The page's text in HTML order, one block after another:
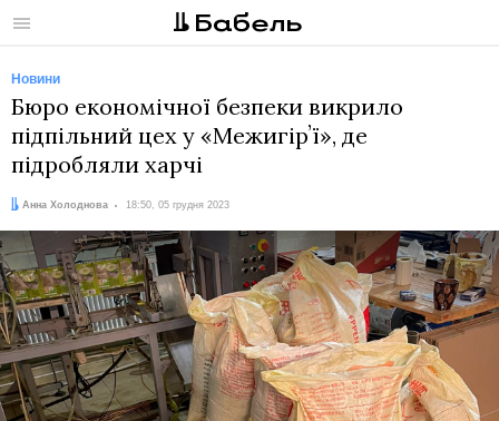
Меню
Новини
Бюро економічної безпеки викрило
підпільний цех у «Межигірʼї», де
підробляли харчі
Автор:
Анна Холоднова
Дата: 18:50, 05 грудня 2023